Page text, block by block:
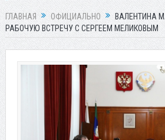
ГЛАВНАЯ ОФИЦИАЛЬНО
ВАЛЕНТИНА
РАБОЧУЮ ВСТРЕЧУ С СЕРГЕЕМ МЕЛИКОВЫМ